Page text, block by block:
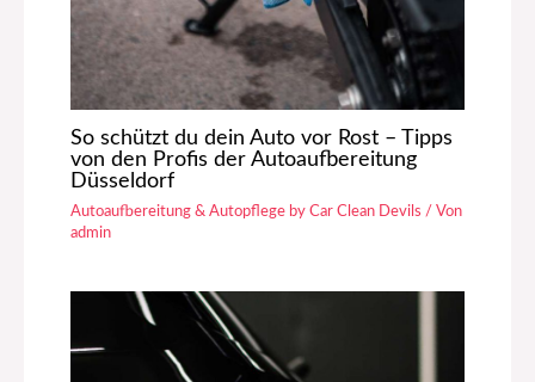
So schützt du dein Auto vor Rost – Tipps
von den Profis der Autoaufbereitung
Düsseldorf
Autoaufbereitung & Autopflege by Car Clean Devils / Von
admin